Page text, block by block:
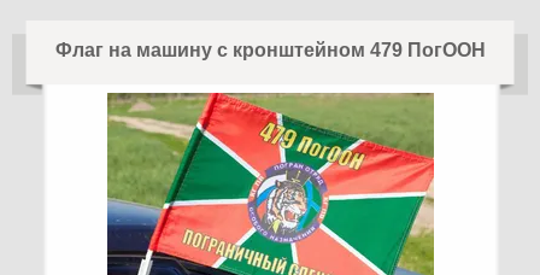
Флаг на машину с кронштейном 479 ПогООН